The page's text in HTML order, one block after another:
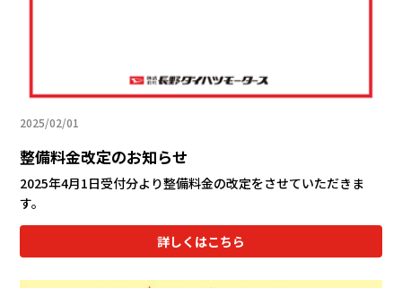
2025/02/01
整備料金改定のお知らせ
2025年4月1日受付分より整備料金の改定をさせていただきま
す。
詳しくはこちら